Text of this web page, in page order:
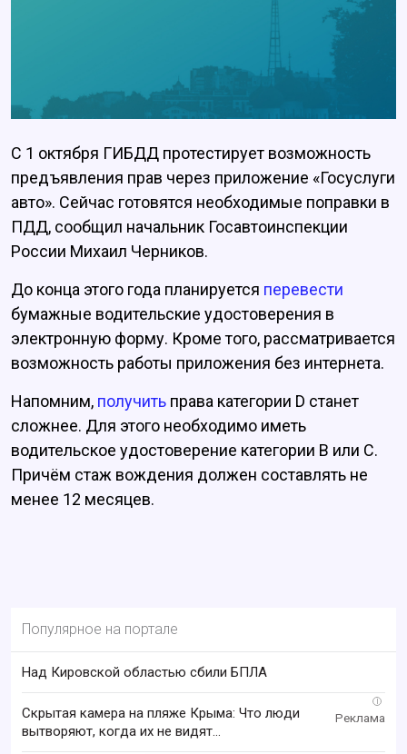
С 1 октября ГИБДД протестирует возможность
предъявления прав через приложение «Госуслуги
авто». Сейчас готовятся необходимые поправки в
ПДД, сообщил начальник Госавтоинспекции
России Михаил Черников.
До конца этого года планируется перевести
бумажные водительские удостоверения в
электронную форму. Кроме того, рассматривается
возможность работы приложения без интернета.
Напомним, получить права категории D станет
сложнее. Для этого необходимо иметь
водительское удостоверение категории B или C.
Причём стаж вождения должен составлять не
менее 12 месяцев.
Популярное на портале
Над Кировской областью сбили БПЛА
i
Скрытая камера на пляже Крыма: Что люди
вытворяют, когда их не видят...